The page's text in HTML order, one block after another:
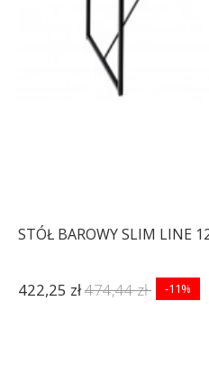
STÓŁ BAROWY SLIM LINE
422,25 zł474,44 zł -11%